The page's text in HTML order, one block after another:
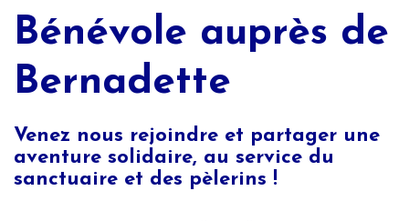
Bénévole auprès de
Bernadette
Venez nous rejoindre et partager une
aventure solidaire, au service du
sanctuaire et des pèlerins !